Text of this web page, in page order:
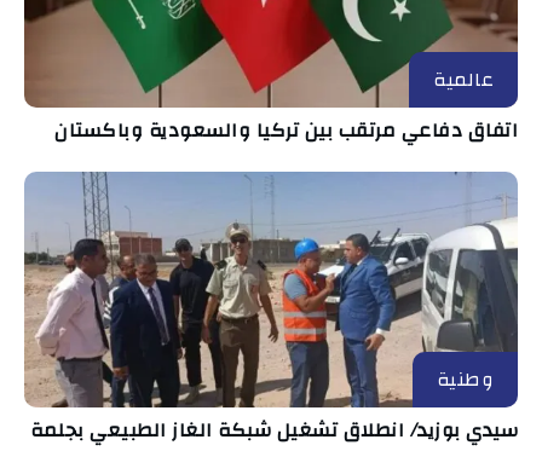
عالمية
اتفاق دفاعي مرتقب بين تركيا والسعودية وباكستان
وطنية
سيدي بوزيد/ انطلاق تشغيل شبكة الغاز الطبيعي بجلمة